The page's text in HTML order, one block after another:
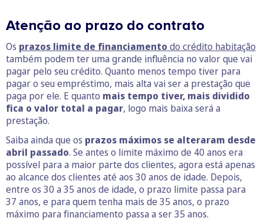
Atenção ao prazo do contrato
Os prazos limite de financiamento do crédito habitação
também podem ter uma grande influência no valor que vai
pagar pelo seu crédito. Quanto menos tempo tiver para
pagar o seu empréstimo, mais alta vai ser a prestação que
paga por ele. E quanto mais tempo tiver, mais dividido
fica o valor total a pagar, logo mais baixa será a
prestação.
Saiba ainda que os prazos máximos se alteraram desde
abril passado. Se antes o limite máximo de 40 anos era
possível para a maior parte dos clientes, agora está apenas
ao alcance dos clientes até aos 30 anos de idade. Depois,
entre os 30 a 35 anos de idade, o prazo limite passa para
37 anos, e para quem tenha mais de 35 anos, o prazo
máximo para financiamento passa a ser 35 anos.